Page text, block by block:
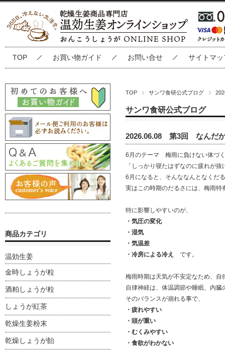
TOP お買い物ガイド お問い合せ サイトマッ
TOP サンワ食研公式ブログ
サンワ食研公式ブログ
2026.06.08 第3回 なんだ
6 月のテーマ 梅雨に負けない体づ
「しっかり寝たはずなのに疲れが
6 月になると、そんななんとなくだ
実はこの時期のだるさには、梅雨
特に影響しやすいのが、
・気圧の変化
・湿気
・気温差
・冷房による冷え
です。
梅雨時期は天気が不安定なため、自
自律神経は、体温調節や睡眠、内
そのバランスが崩れる事で、
・疲れやすい
・頭が重い
・むくみやすい
・食欲がわかない
商品カテゴリ
温効生姜
金時しょうが粒
酒粕しょうが粒
しょうが紅茶
乾燥生姜粉末
乾燥しょうが飴